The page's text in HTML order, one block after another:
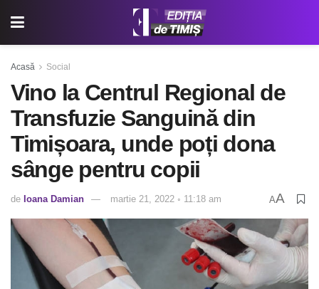
Acasă Social
Vino la Centrul Regional de
Transfuzie Sanguină din
Timișoara, unde poți dona
sânge pentru copii
de Ioana Damian martie 21, 2022 ◦ 11:18 am AA